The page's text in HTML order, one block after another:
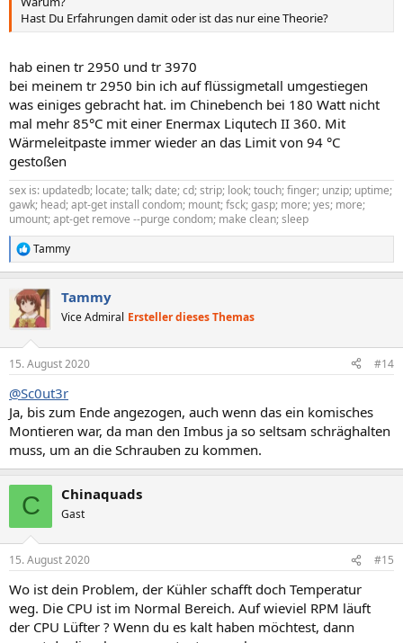
Hast Du Erfahrungen damit oder ist das nur eine Theorie?
hab einen tr 2950 und tr 3970
bei meinem tr 2950 bin ich auf flüssigmetall umgestiegen
was einiges gebracht hat. im Chinebench bei 180 Watt nicht
mal mehr 85°C mit einer Enermax Liqutech II 360. Mit
Wärmeleitpaste immer wieder an das Limit von 94 °C
gestoßen
sex is: updatedb; locate; talk; date; cd; strip; look; touch; finger; unzip; uptime;
gawk; head; apt-get install condom; mount; fsck; gasp; more; yes; more;
umount; apt-get remove --purge condom; make clean; sleep
R
e
k
t
i
e
:
Tammy
Tammy
Vice Admiral Ersteller dieses Themas
15. August 2020 #14
@Sc0ut3r
Ja, bis zum Ende angezogen, auch wenn das ein komisches
Montieren war, da man den Imbus ja so seltsam schräghalten
muss, um an die Schrauben zu kommen.
C Chinaquads
Gast
15. August 2020 #15
Wo ist dein Problem, der Kühler schafft doch Temperatur
weg. Die CPU ist im Normal Bereich. Auf wieviel RPM läuft
der CPU Lüfter ? Wenn du es kalt haben möchtest, dann